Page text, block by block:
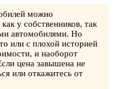
можно
у собственников, так
автомобилями. Но
или с плохой историей
и наоборот
цена завышена не
или откажитесь от